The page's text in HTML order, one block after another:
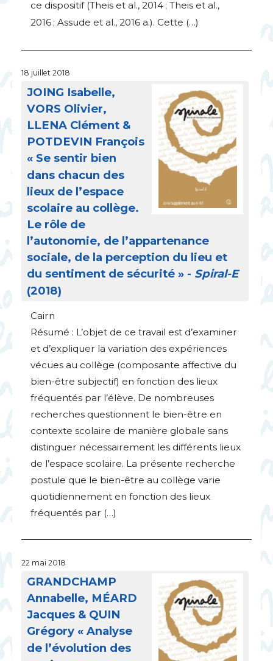
ce dispositif (Theis et al., 2014 ; Theis et al.,
2016 ; Assude et al., 2016 a.). Cette (…)
18 juillet 2018
JOING Isabelle,
VORS Olivier,
LLENA Clément &
POTDEVIN François
« Se sentir bien
dans chacun des
lieux de l’espace
scolaire au collège.
Le rôle de
l’autonomie, de l’appartenance
sociale, de la perception du lieu et
du sentiment de sécurité » - Spiral-E
(2018)
Cairn
Résumé : L’objet de ce travail est d’examiner
et d’expliquer la variation des expériences
vécues au collège (composante affective du
bien-être subjectif) en fonction des lieux
fréquentés par l’élève. De nombreuses
recherches questionnent le bien-être en
contexte scolaire de manière globale sans
distinguer nécessairement les différents lieux
de l’espace scolaire. La présente recherche
postule que le bien-être au collège varie
quotidiennement en fonction des lieux
fréquentés par (…)
22 mai 2018
GRANDCHAMP
Annabelle, MÉARD
Jacques & QUIN
Grégory « Analyse
de l’évolution des